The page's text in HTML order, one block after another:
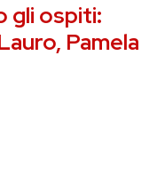
gli ospiti:
Pamela